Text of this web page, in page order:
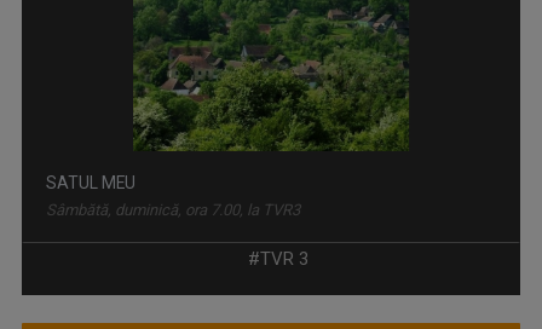
SATUL MEU
Sâmbătă, duminică, ora 7.00, la TVR3
#TVR 3